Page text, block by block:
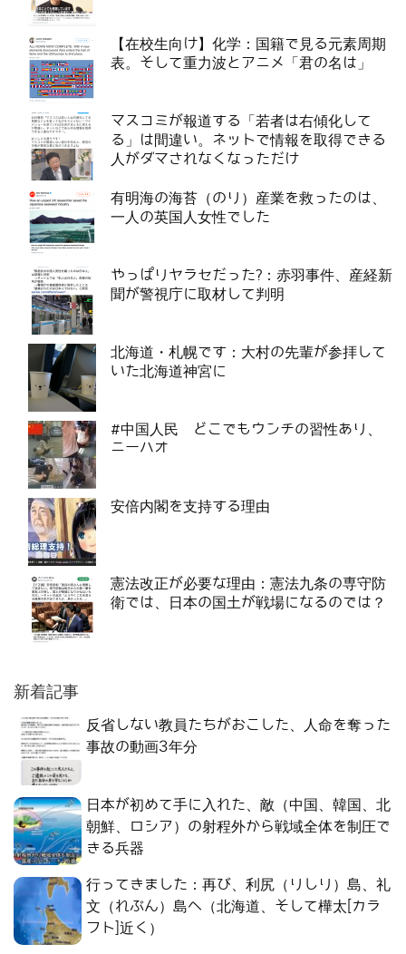
【在校生向け】化学：国籍で見る元素周期
表。そして重力波とアニメ「君の名は」
マスコミが報道する「若者は右傾化して
る」は間違い。ネットで情報を取得できる
人がダマされなくなっただけ
有明海の海苔（のり）産業を救ったのは、
一人の英国人女性でした
やっぱりヤラセだった?：赤羽事件、産経新
聞が警視庁に取材して判明
北海道・札幌です：大村の先輩が参拝して
いた北海道神宮に
#中国人民 どこでもウンチの習性あり、
ニーハオ
安倍内閣を支持する理由
憲法改正が必要な理由：憲法九条の専守防
衛では、日本の国土が戦場になるのでは？
新着記事
反省しない教員たちがおこした、人命を奪った
事故の動画3年分
日本が初めて手に入れた、敵（中国、韓国、北
朝鮮、ロシア）の射程外から戦域全体を制圧で
きる兵器
行ってきました：再び、利尻（りしり）島、礼
文（れぶん）島へ（北海道、そして樺太[カラ
フト]近く）